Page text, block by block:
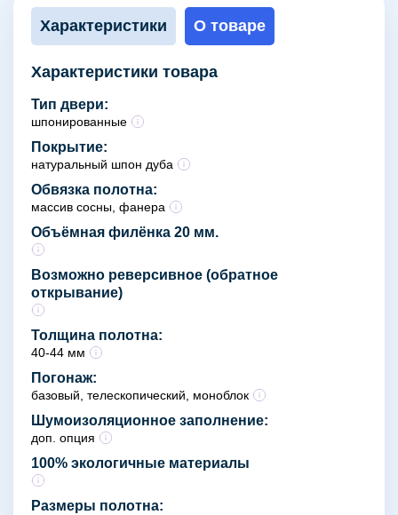
Характеристики О товаре
Характеристики товара
Тип двери:
шпонированные
Покрытие:
натуральный шпон дуба
Обвязка полотна:
массив сосны, фанера
Объёмная филёнка 20 мм.
Возможно реверсивное (обратное
открывание)
Толщина полотна:
40-44 мм
Погонаж:
базовый, телескопический, моноблок
Шумоизоляционное заполнение:
доп. опция
100% экологичные материалы
Размеры полотна: